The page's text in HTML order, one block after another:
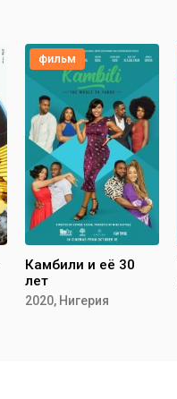
фильм
Камбили и её 30
лет
2020, Нигерия